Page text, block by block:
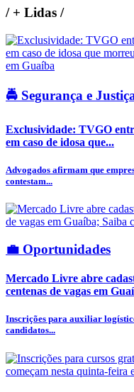
/+ Lidas /
🚔 Segurança e
Exclusividade: TVGO
em caso de idosa que...
Advogados afirmam que
contestam...
💼 Oportunidades
Mercado Livre abre
centenas de vagas em
Inscrições para auxiliar
candidatos...